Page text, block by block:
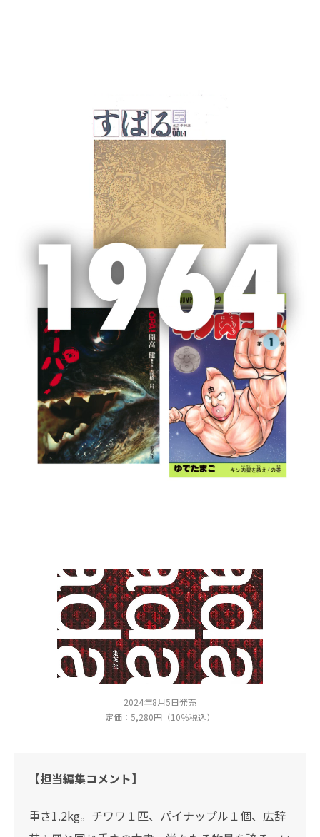
集英社刊 2025年文学賞受賞作品紹
集英社の刊行作品は、2025年にも数々の文学賞の栄誉に
輝きました。作家の執筆活動に伴走し、受賞の喜びを共
にした担当編集者の言葉で、5作品をご紹介します。（受
第66回毎日芸術賞受賞
『虚史のリズム』奥泉光
2024年8月5日発売
定価：5,280円（10％税込）
【担当編集コメント】
重さ1.2kg。チワワ１匹、パイナップル１個、広辞